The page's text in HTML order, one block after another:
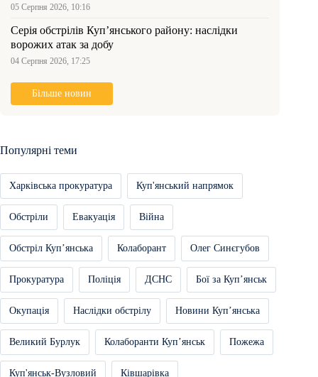
05 Серпня 2026, 10:16
Серія обстрілів Куп’янського району: наслідки
ворожих атак за добу
04 Серпня 2026, 17:25
Більше новин
Популярні теми
Харківська прокуратура Куп'янський напрямок
Обстріли Евакуація Війна
Обстріл Купʼянська Колаборант Олег Синєгубов
Прокуратура Поліція ДСНС Бої за Купʼянськ
Окупація Наслідки обстрілу Новини Купʼянська
Великий Бурлук Колаборанти Купʼянськ Пожежа
Куп'янськ-Вузловий Ківшарівка